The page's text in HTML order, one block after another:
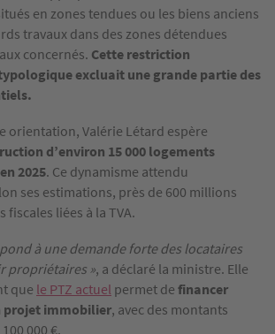
en zones tendues ou les biens anciens
travaux dans des zones détendues
concernés. Cette restriction
excluait une grande partie des
orientation, Valérie Létard espère
d’environ 15 000 logements
2025. Ce dynamisme attendu
ses estimations, près de 600 millions
fiscales liées à la TVA.
à une demande forte des locataires
propriétaires », a déclaré la ministre. Elle
que le PTZ actuel permet de financer
projet immobilier, avec des montants
000 €.